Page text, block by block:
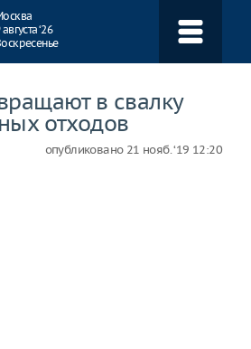
‘26
в свалку
отходов
опубликовано 21 нояб. ‘19 12:20